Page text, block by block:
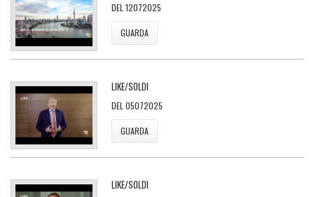
DEL 12072025
GUARDA
LIKE/SOLDI
DEL 05072025
GUARDA
LIKE/SOLDI